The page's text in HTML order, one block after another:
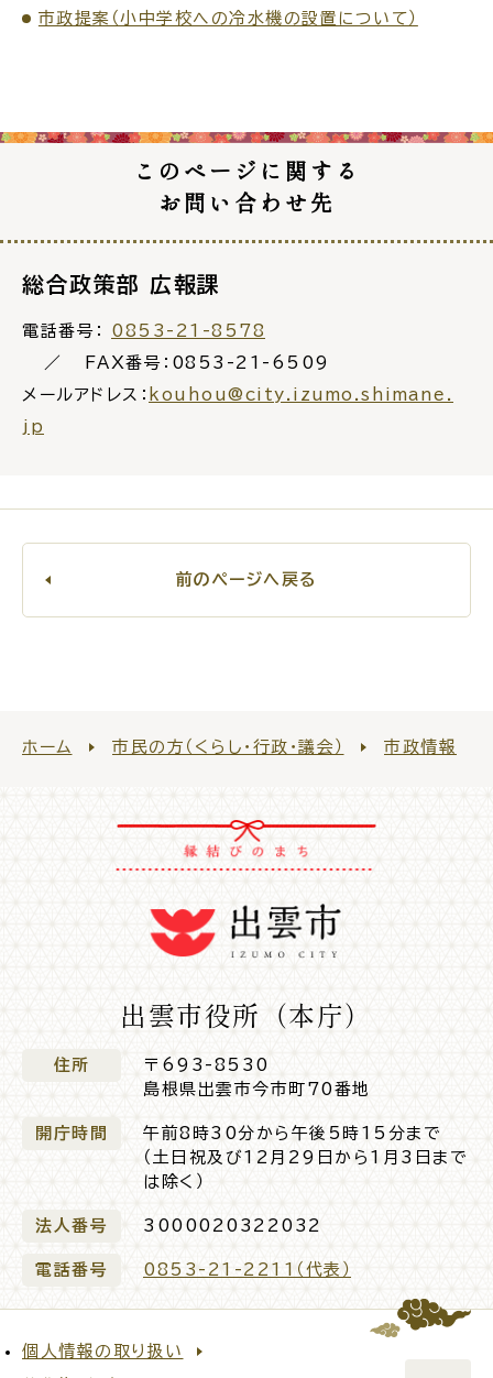
ごみ・リサイクル 防災
各種相談窓口 担当窓口
ライフライン
便利なサービス
手続きガ
防災情報サイト
出雲新話2030
出雲市総合振興計画
市役所へのアクセス
各課へのお問い合わせ
市政提案（小中学校への冷水機の設置について）
このページに関する
お問い合わせ先
総合政策部 広報課
電話番号： 0853-21-8578
FAX番号：0853-21-6509
メールアドレス： kouhou@city.izumo.shimane.
jp
前のページへ戻る
ホーム 市民の方（くらし・行政・議会） 市政情報
出雲市役所（本庁）
住所
〒693-8530
島根県出雲市今市町70番地
開庁時間
午前8時30分から午後5時15分まで
（土日祝及び12月29日から1月3日まで
は除く）
法人番号 3000020322032
電話番号 0853-21-2211（代表）
個人情報の取り扱い